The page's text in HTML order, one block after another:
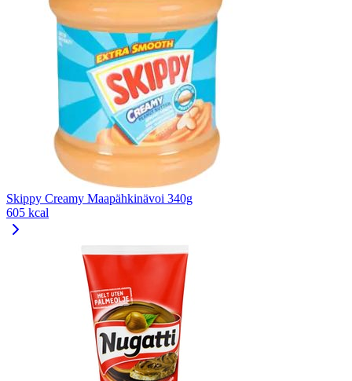
Skippy Creamy Maapähkinävoi 340g
605 kcal